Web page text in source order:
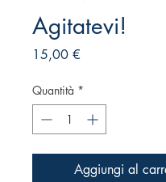
Agitatevi!
15,00 €
Quantità *
Aggiungi al